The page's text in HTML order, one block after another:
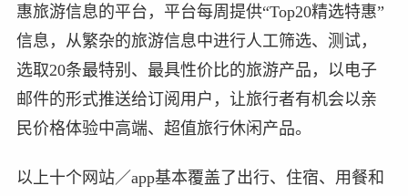
惠旅游信息的平台，平台每周提供“Top20精选特惠”
信息，从繁杂的旅游信息中进行人工筛选、测试，
选取20条最特别、最具性价比的旅游产品，以电子
邮件的形式推送给订阅用户，让旅行者有机会以亲
民价格体验中高端、超值旅行休闲产品。
以上十个网站／app基本覆盖了出行、住宿、用餐和